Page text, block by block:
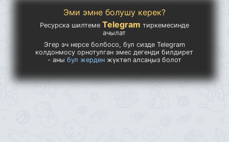
Эми эмне болушу керек?
Ресурска шилтеме Telegram тиркемесинде
ачылат
Эгер эч нерсе болбосо, бул сизде Telegram
колдонмосу орнотулган эмес дегенди билдирет
- аны бул жерденжүктөп алсаңыз болот